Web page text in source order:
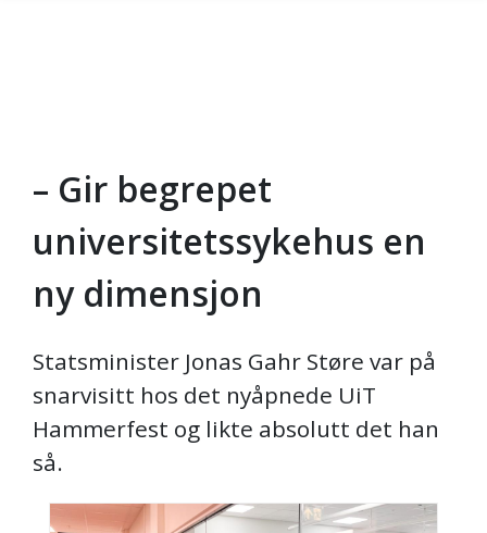
Skip to main content
– Gir begrepet
universitetssykehus en
ny dimensjon
Statsminister Jonas Gahr Støre var på
snarvisitt hos det nyåpnede UiT
Hammerfest og likte absolutt det han
så.